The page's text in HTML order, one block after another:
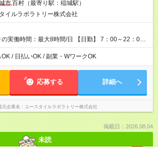
と給与に、本採用時と異なる部分があります。 雇用
用時と同じです。 給与：時給 1,230円以上
市百村（最寄り駅：稲城駅）
イルラボラトリー株式会社
の実働時間：最大8時間/日 【日勤】 7：00～22：00
勤務（休憩時間は法定通り） ※週1日～OK ／ 1
／ 夜勤なし ＊＊ 勤務時間例 ＊＊ ■8時
より変動 ※曜日固定（毎週同じ曜日勤務）
/ 日払いOK / 副業・WワークOK
応募する 詳細へ
元企業名 ユースタイルラボラトリー株式会社
掲載日：2026.08.04
未読